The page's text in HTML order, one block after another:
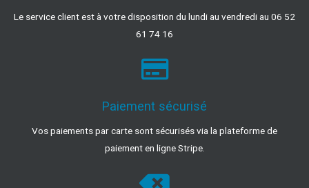
Le service client est à votre disposition du lundi au vendredi au 06 52
61 74 16
Paiement sécurisé
Vos paiements par carte sont sécurisés via la plateforme de
paiement en ligne Stripe.